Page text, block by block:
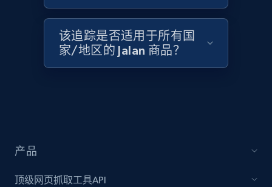
Collecting products by keyword search
Title, Seller name, Brand, Description, Initial
price, Currency, Availability, Reviews count, and
Amazon products global dataset - Collects
products by best sellers category URL
Title, Seller name, Brand, Description, Initial
该追踪是否适用于所有国
家/地区的 Jalan 商品？
产品
顶级网页抓取工具API